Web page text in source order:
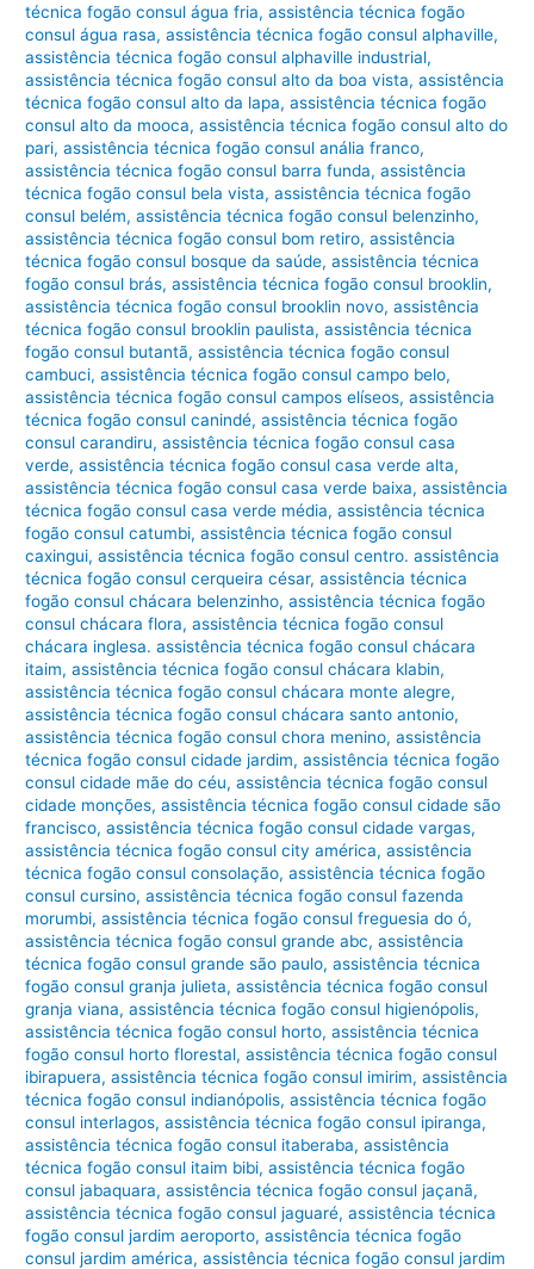
técnica fogão consul água fria,assistência técnica fogão
consul água rasa,assistência técnica fogão consul alphaville,
assistência técnica fogão consul alphaville industrial,
assistência técnica fogão consul alto da boa vista,assistência
técnica fogão consul alto da lapa,assistência técnica fogão
consul alto da mooca,assistência técnica fogão consul alto do
pari,assistência técnica fogão consul anália franco,
assistência técnica fogão consul barra funda,assistência
técnica fogão consul bela vista,assistência técnica fogão
consul belém,assistência técnica fogão consul belenzinho,
assistência técnica fogão consul bom retiro,assistência
técnica fogão consul bosque da saúde,assistência técnica
fogão consul brás,assistência técnica fogão consul brooklin,
assistência técnica fogão consul brooklin novo,assistência
técnica fogão consul brooklin paulista,assistência técnica
fogão consul butantã,assistência técnica fogão consul
cambuci,assistência técnica fogão consul campo belo,
assistência técnica fogão consul campos elíseos,assistência
técnica fogão consul canindé,assistência técnica fogão
consul carandiru,assistência técnica fogão consul casa
verde,assistência técnica fogão consul casa verde alta,
assistência técnica fogão consul casa verde baixa,assistência
técnica fogão consul casa verde média,assistência técnica
fogão consul catumbi,assistência técnica fogão consul
caxingui,assistência técnica fogão consul centro. assistência
técnica fogão consul cerqueira césar,assistência técnica
fogão consul chácara belenzinho,assistência técnica fogão
consul chácara flora,assistência técnica fogão consul
chácara inglesa. assistência técnica fogão consul chácara
itaim,assistência técnica fogão consul chácara klabin,
assistência técnica fogão consul chácara monte alegre,
assistência técnica fogão consul chácara santo antonio,
assistência técnica fogão consul chora menino,assistência
técnica fogão consul cidade jardim,assistência técnica fogão
consul cidade mãe do céu,assistência técnica fogão consul
cidade monções,assistência técnica fogão consul cidade são
francisco,assistência técnica fogão consul cidade vargas,
assistência técnica fogão consul city américa,assistência
técnica fogão consul consolação,assistência técnica fogão
consul cursino,assistência técnica fogão consul fazenda
morumbi,assistência técnica fogão consul freguesia do ó,
assistência técnica fogão consul grande abc,assistência
técnica fogão consul grande são paulo,assistência técnica
fogão consul granja julieta,assistência técnica fogão consul
granja viana,assistência técnica fogão consul higienópolis,
assistência técnica fogão consul horto,assistência técnica
fogão consul horto florestal,assistência técnica fogão consul
ibirapuera,assistência técnica fogão consul imirim,assistência
técnica fogão consul indianópolis,assistência técnica fogão
consul interlagos,assistência técnica fogão consul ipiranga,
assistência técnica fogão consul itaberaba,assistência
técnica fogão consul itaim bibi,assistência técnica fogão
consul jabaquara,assistência técnica fogão consul jaçanã,
assistência técnica fogão consul jaguaré,assistência técnica
fogão consul jardim aeroporto,assistência técnica fogão
consul jardim américa,assistência técnica fogão consul jardim